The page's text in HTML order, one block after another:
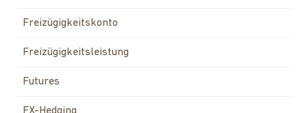
Freizügigkeitskonto
Freizügigkeitsleistung
Futures
FX-Hedging